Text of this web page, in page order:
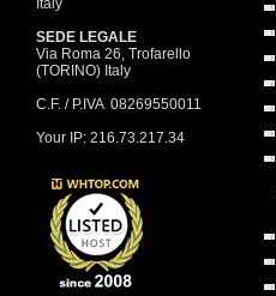
Italy
SEDE LEGALE
Via Roma 26, Trofarello
(TORINO) Italy
C.F. / P.IVA 08269550011
Your IP: 216.73.217.34